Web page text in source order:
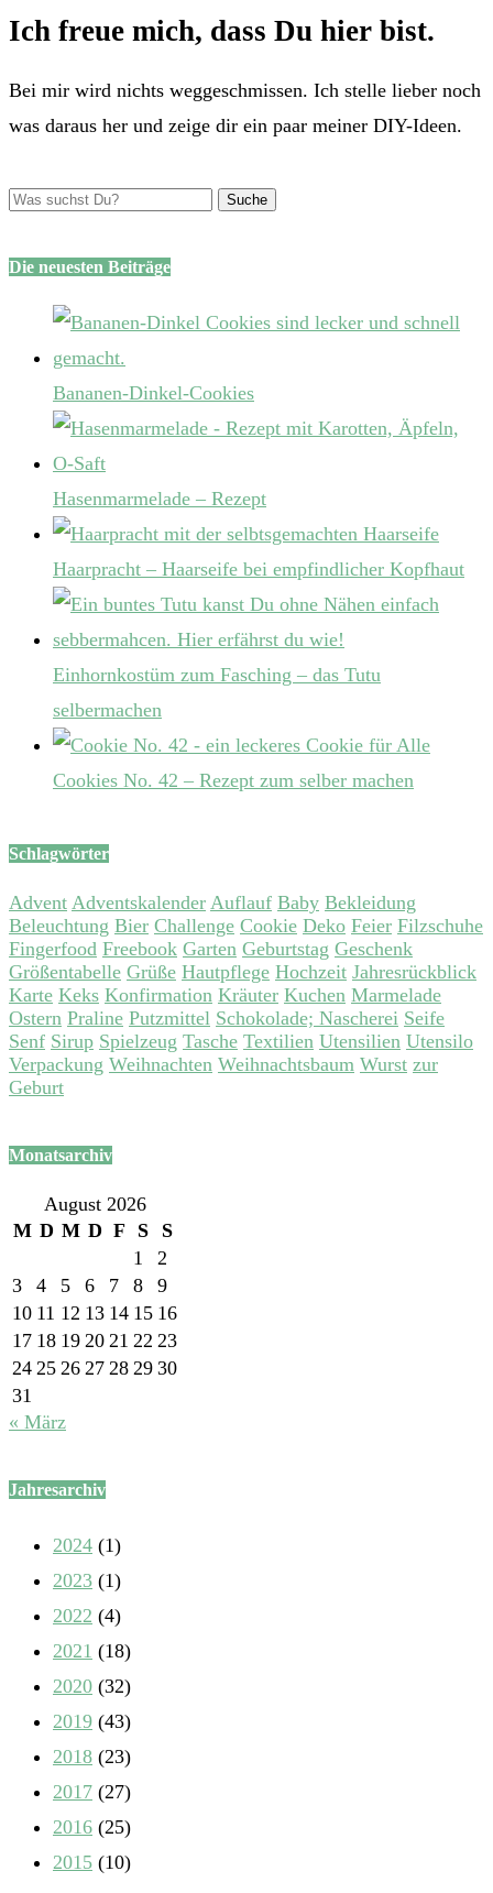
Ich freue mich, dass Du hier bist.
Bei mir wird nichts weggeschmissen. Ich stelle lieber noch
was daraus her und zeige dir ein paar meiner DIY-Ideen.
Die neuesten Beiträge
Bananen-Dinkel-Cookies
Hasenmarmelade – Rezept
Haarpracht – Haarseife bei empfindlicher Kopfhaut
Einhornkostüm zum Fasching – das Tutu
selbermachen
Cookies No. 42 – Rezept zum selber machen
Schlagwörter
Advent Adventskalender Auflauf Baby Bekleidung
Beleuchtung Bier Challenge Cookie Deko Feier Filzschuhe
Fingerfood Freebook Garten Geburtstag Geschenk
Größentabelle Grüße Hautpflege Hochzeit Jahresrückblick
Karte Keks Konfirmation Kräuter Kuchen Marmelade
Ostern Praline Putzmittel Schokolade; Nascherei Seife
Senf Sirup Spielzeug Tasche Textilien Utensilien Utensilo
Verpackung Weihnachten Weihnachtsbaum Wurst zur
Geburt
Monatsarchiv
August 2026
M D M D F S
S
1
2
3
4 5 6 7 8
9
10 11 12 13 14 15 16
17 18 19 20 21 22 23
24 25 26 27 28 29 30
31
« März
Jahresarchiv
2024 (1)
2023 (1)
2022 (4)
2021 (18)
2020 (32)
2019 (43)
2018 (23)
2017 (27)
2016 (25)
2015 (10)